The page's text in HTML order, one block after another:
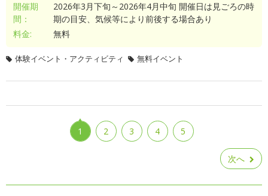
開催期
間：
2026年3月下旬～2026年4月中旬 開催日は見ごろの時
期の目安、気候等により前後する場合あり
料金:
無料
体験イベント・アクティビティ 無料イベント
1 2 3 4 5
次へ